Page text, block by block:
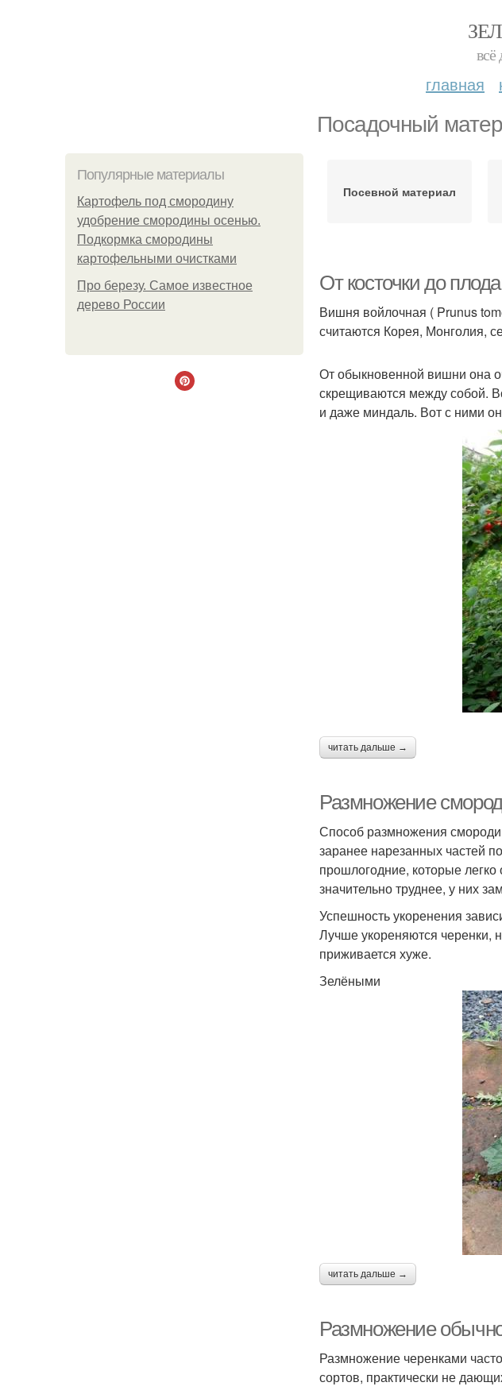
всё
главная
Посадочный
Популярные материалы
Картофель под смородину
удобрение смородины осенью.
Подкормка смородины
картофельными очистками
Про березу. Самое известное
дерево России
Посевной материал
От косточки до
Вишня войлочная ( Prunus
считаются Корея, Монголия,
От обыкновенной вишни она
скрещиваются между собой.
и даже миндаль. Вот с ними
читать дальше →
Размножение
Способ размножения
заранее нарезанных частей
прошлогодние, которые
значительно труднее, у них
Успешность укоренения
Лучше укореняются черенки,
приживается хуже.
Зелёными
читать дальше →
Размножение
Размножение черенками
сортов, практически не